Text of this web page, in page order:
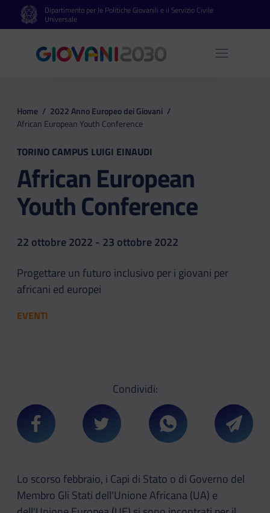
Vai al contenuto principale
Vai al footerDipartimento per le Politiche Giovanili e il Servizio Civile
Universale
Apri
Home / 2022 Anno Europeo dei Giovani /
African European Youth Conference
TORINO CAMPUS LUIGI EINAUDI
African European
Youth Conference
22 ottobre 2022 - 23 ottobre 2022
Progettare un futuro inclusivo per i giovani per
africani ed europei
EVENTI
Condividi:
Condividi su FacebookCondividi su TwitterCondividi su
Lo scorso febbraio, i Capi di Stato o di Governo del
Membro Gli Stati dell'Unione Africana (UA) e